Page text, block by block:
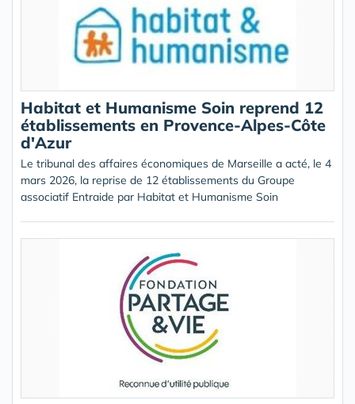
Habitat et Humanisme Soin reprend 12
établissements en Provence-Alpes-Côte
d'Azur
Le tribunal des affaires économiques de Marseille a acté, le 4
mars 2026, la reprise de 12 établissements du Groupe
associatif Entraide par Habitat et Humanisme Soin